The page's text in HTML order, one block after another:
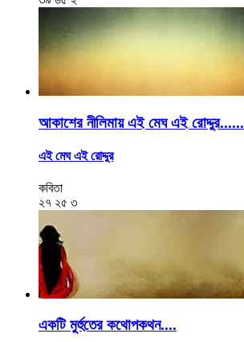
আকাশের নীলিমায় এই মেঘ এই রোদ্দুর......
এই মেঘ এই রোদ্দুর
কবিতা
২৭ ২৫ ৩
একটি মুর্হুতের কথোপকথন....